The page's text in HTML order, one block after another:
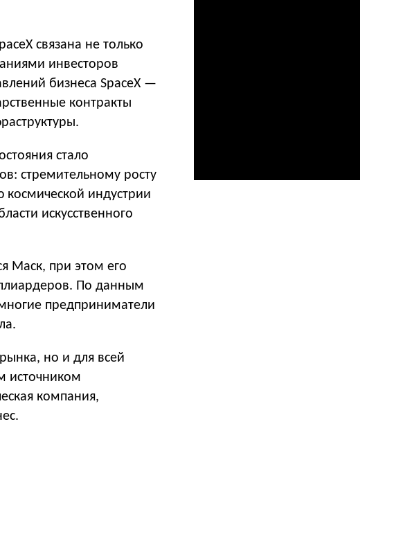
связана не только
инвесторов
бизнеса SpaceX —
контракты
стало
стремительному росту
индустрии
искусственного
Маск, при этом его
По данным
предприниматели
но и для всей
источником
компания,